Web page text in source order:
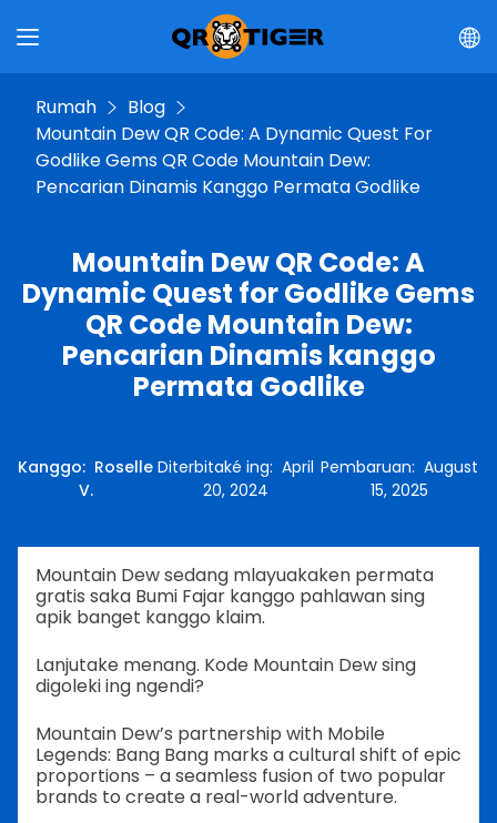
Rumah
Blog
Mountain Dew QR Code: A Dynamic Quest For
Godlike Gems QR Code Mountain Dew:
Pencarian Dinamis Kanggo Permata Godlike
Mountain Dew QR Code: A
Dynamic Quest for Godlike Gems
QR Code Mountain Dew:
Pencarian Dinamis kanggo
Permata Godlike
Kanggo: Roselle
V.
Diterbitaké ing:April
20, 2024
Pembaruan: August
15, 2025
Mountain Dew sedang mlayuakaken permata
gratis saka Bumi Fajar kanggo pahlawan sing
apik banget kanggo klaim.
Lanjutake menang. Kode Mountain Dew sing
digoleki ing ngendi?
Mountain Dew’s partnership with Mobile
Legends: Bang Bang marks a cultural shift of epic
proportions – a seamless fusion of two popular
brands to create a real-world adventure.